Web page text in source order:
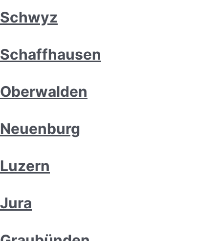
Schwyz
Schaffhausen
Oberwalden
Neuenburg
Luzern
Jura